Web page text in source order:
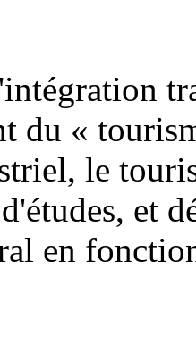
du «
le
et
en